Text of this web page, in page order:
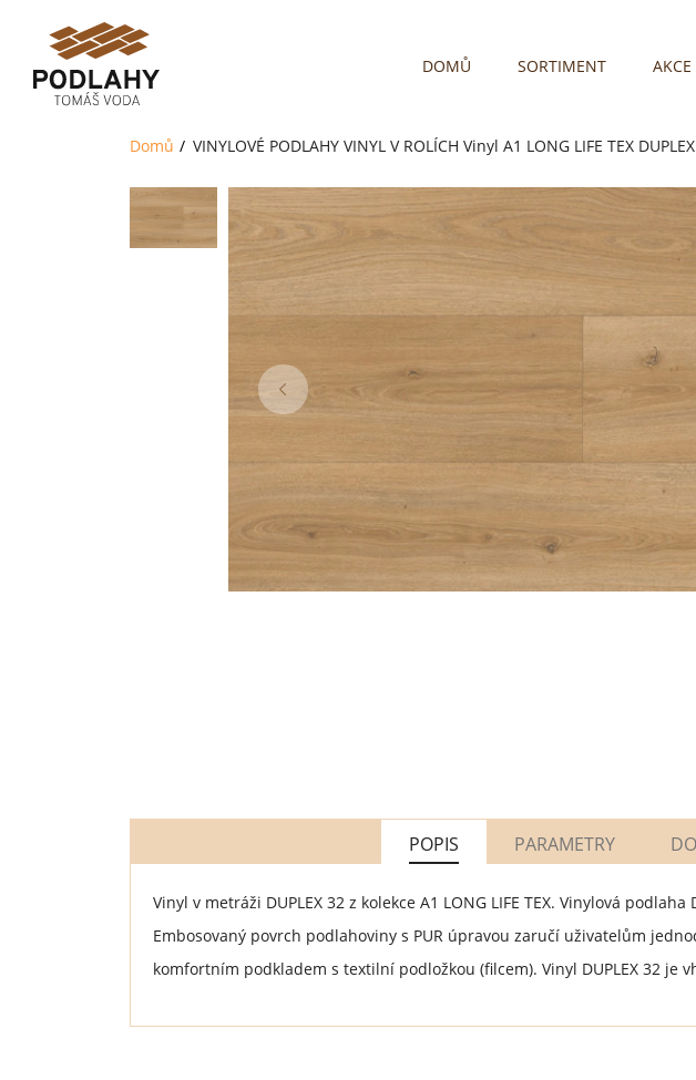
DOMŮ SORTIMENT AKCE
Domů VINYLOVÉ PODLAHY VINYL V ROLÍCH Vinyl A1 LONG LIFE TEX DUPLEX
POPIS PARAMETRY
Vinyl v metráži DUPLEX 32 z kolekce A1 LONG LIFE TEX. Vinylová
Embosovaný povrch podlahoviny s PUR úpravou zaručí uživatelům
komfortním podkladem s textilní podložkou (filcem). Vinyl DUPLEX 32